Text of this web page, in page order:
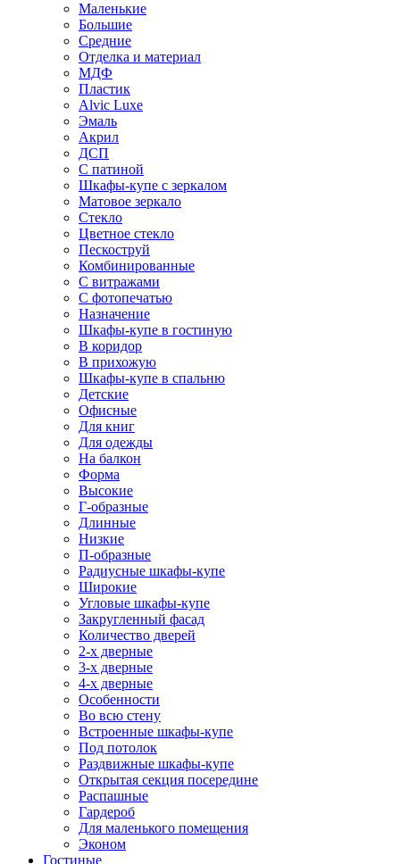
Маленькие
Большие
Средние
Отделка и материал
МДФ
Пластик
Alvic Luxe
Эмаль
Акрил
ДСП
С патиной
Шкафы-купе с зеркалом
Матовое зеркало
Стекло
Цветное стекло
Пескоструй
Комбинированные
С витражами
С фотопечатью
Назначение
Шкафы-купе в гостиную
В коридор
В прихожую
Шкафы-купе в спальню
Детские
Офисные
Для книг
Для одежды
На балкон
Форма
Высокие
Г-образные
Длинные
Низкие
П-образные
Радиусные шкафы-купе
Широкие
Угловые шкафы-купе
Закругленный фасад
Количество дверей
2-х дверные
3-х дверные
4-х дверные
Особенности
Во всю стену
Встроенные шкафы-купе
Под потолок
Раздвижные шкафы-купе
Открытая секция посередине
Распашные
Гардероб
Для маленького помещения
Эконом
Гостиные